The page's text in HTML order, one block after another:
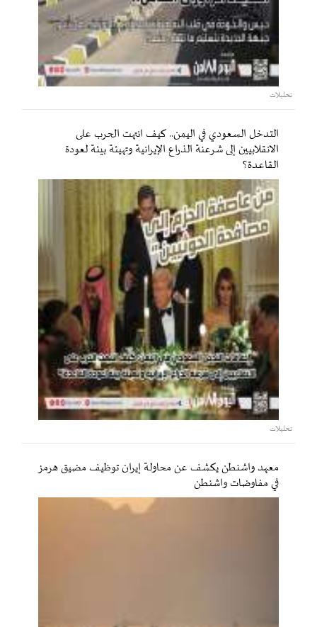
تحليلات
التدخل السعودي في اليمن.. كيف انتهت الحرب على
الانقلابيين إلى شرعنة الذراع الإيرانية وتهيئة بيئة لعودة
القاعدة؟
تحليلات
معهد واشنطن يكشف عن محاولة إيران توظيف مضيق هرمز
في مفاوضات واشنطن